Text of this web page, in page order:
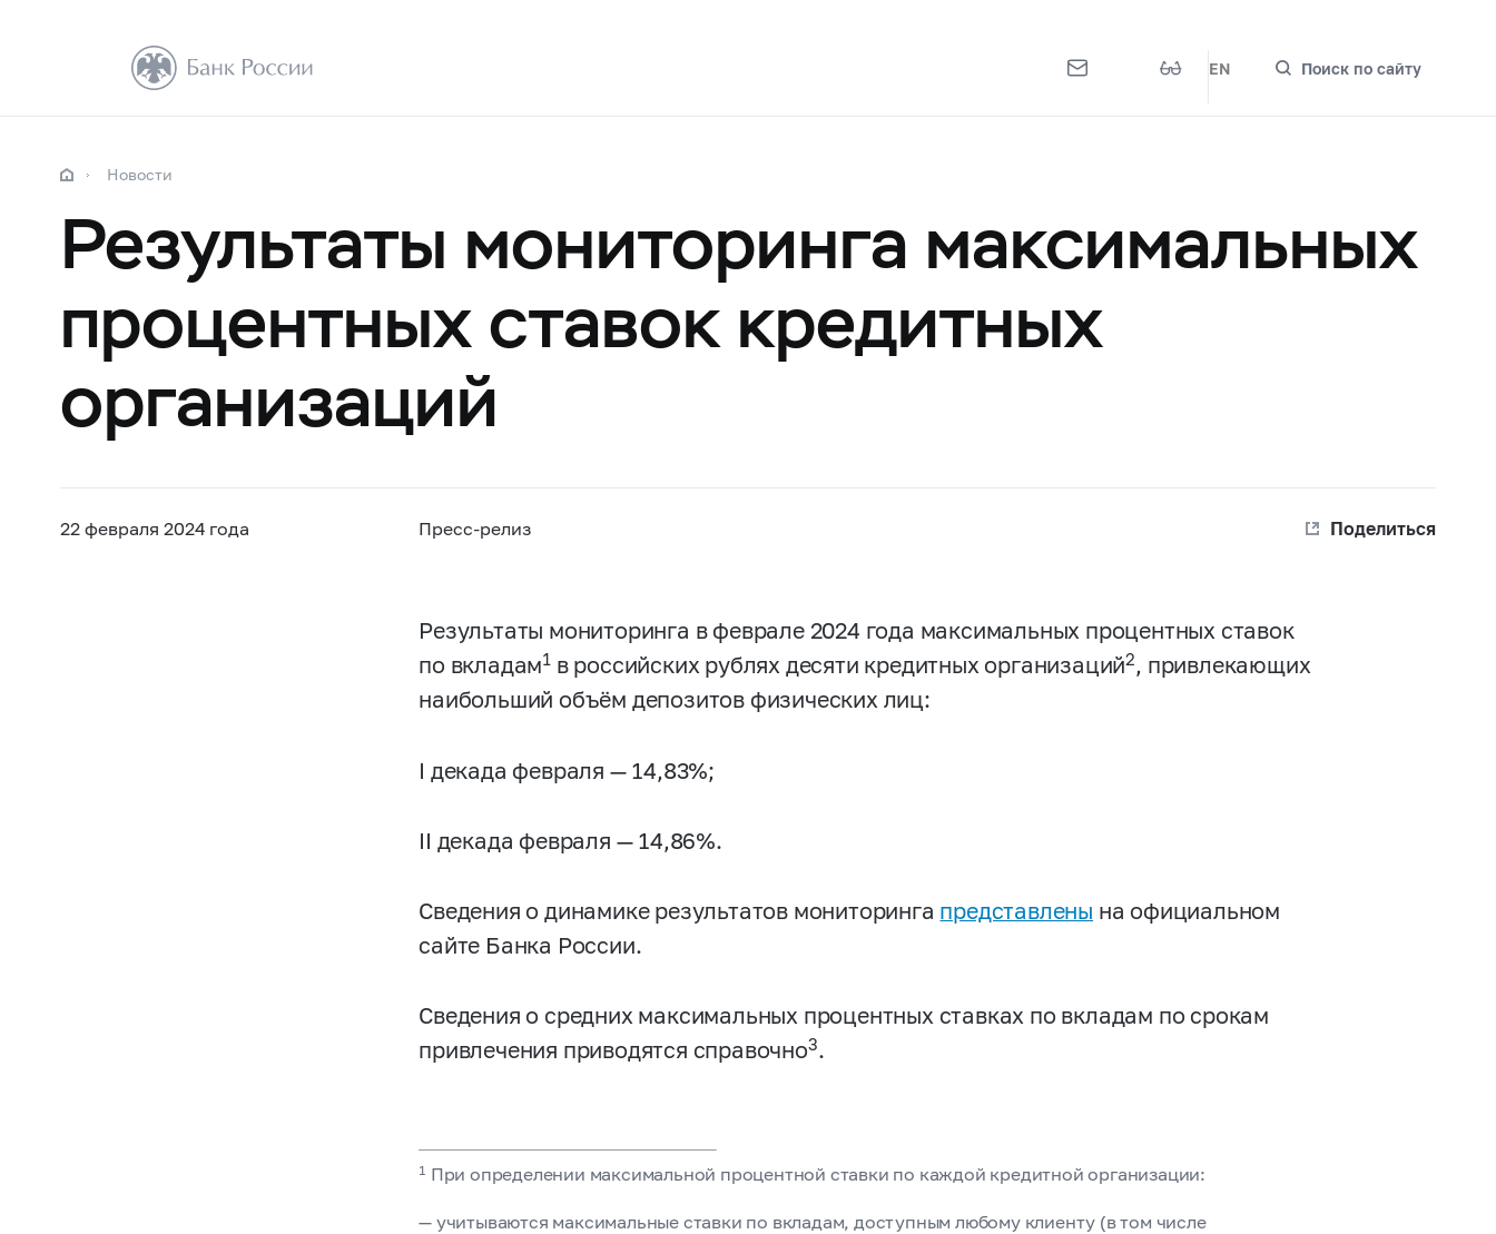
EN Поиск по сайту
Новости
Результаты мониторинга максимальных
процентных ставок кредитных
организаций
22 февраля 2024 года Пресс-релиз Поделиться
Результаты мониторинга в феврале 2024 года максимальных процентных ставок
по вкладам1 в российских рублях десяти кредитных организаций2, привлекающих
наибольший объём депозитов физических лиц:
I декада февраля — 14,83%;
II декада февраля — 14,86%.
Сведения о динамике результатов мониторинга представлены на официальном
сайте Банка России.
Сведения о средних максимальных процентных ставках по вкладам по срокам
привлечения приводятся справочно3.
1 При определении максимальной процентной ставки по каждой кредитной организации:
— учитываются максимальные ставки по вкладам, доступным любому клиенту (в том числе